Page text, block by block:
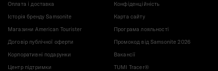
Оплата і доставка
Історія бренду Samsonite
Магазини American Tourister
Договір публічної оферти
Корпоративні подарунки
Центр підтримки
Конфіденційність
Карта сайту
Програма лояльності
Промокод від Samsonite 2026
Вакансії
TUMI Tracer®